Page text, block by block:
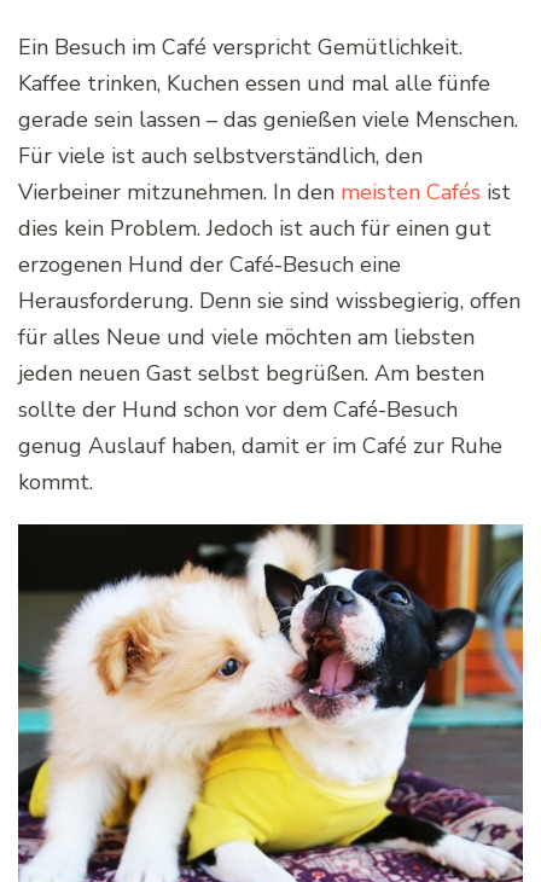
Ein Besuch im Café verspricht Gemütlichkeit.
Kaffee trinken, Kuchen essen und mal alle fünfe
gerade sein lassen – das genießen viele Menschen.
Für viele ist auch selbstverständlich, den
Vierbeiner mitzunehmen. In den meisten Cafés ist
dies kein Problem. Jedoch ist auch für einen gut
erzogenen Hund der Café-Besuch eine
Herausforderung. Denn sie sind wissbegierig, offen
für alles Neue und viele möchten am liebsten
jeden neuen Gast selbst begrüßen. Am besten
sollte der Hund schon vor dem Café-Besuch
genug Auslauf haben, damit er im Café zur Ruhe
kommt.